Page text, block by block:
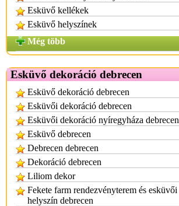
Esküvő kellékek
Esküvő helyszínek
Még több
Esküvő dekoráció debrecen
Esküvő dekoráció debrecen
Esküvői dekoráció debrecen
Esküvői dekoráció nyíregyháza debrecen
Esküvő debrecen
Debrecen debrecen
Dekoráció debrecen
Liliom dekor
Fekete farm rendezvényterem és esküvői
helyszín debrecen